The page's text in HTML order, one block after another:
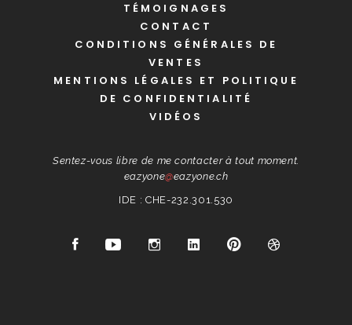
TÉMOIGNAGES
CONTACT
CONDITIONS GÉNÉRALES DE
VENTES
MENTIONS LÉGALES ET POLITIQUE
DE CONFIDENTIALITÉ
VIDÉOS
Sentez-vous libre de me contacter à tout moment.
eazyone@eazyone.ch
IDE : CHE-232.301.530